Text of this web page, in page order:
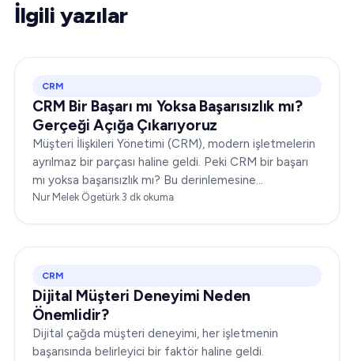
İlgili yazılar
CRM
CRM Bir Başarı mı Yoksa Başarısızlık mı?
Gerçeği Açığa Çıkarıyoruz
Müşteri İlişkileri Yönetimi (CRM), modern işletmelerin
ayrılmaz bir parçası haline geldi. Peki CRM bir başarı
mı yoksa başarısızlık mı? Bu derinlemesine
incelemede, size kapsamlı bir bakış açısı sunmak için
Nur Melek Ögetürk·3 dk okuma
CRM
Dijital Müşteri Deneyimi Neden
Önemlidir?
Dijital çağda müşteri deneyimi, her işletmenin
başarısında belirleyici bir faktör haline geldi.